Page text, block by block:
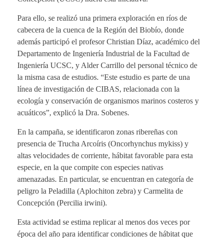
Para ello, se realizó una primera exploración en ríos de
cabecera de la cuenca de la Región del Biobío, donde
además participó el profesor Christian Díaz, académico del
Departamento de Ingeniería Industrial de la Facultad de
Ingeniería UCSC, y Alder Carrillo del personal técnico de
la misma casa de estudios. “Este estudio es parte de una
línea de investigación de CIBAS, relacionada con la
ecología y conservación de organismos marinos costeros y
acuáticos”, explicó la Dra. Sobenes.
En la campaña, se identificaron zonas ribereñas con
presencia de Trucha Arcoíris (Oncorhynchus mykiss) y
altas velocidades de corriente, hábitat favorable para esta
especie, en la que compite con especies nativas
amenazadas. En particular, se encuentran en categoría de
peligro la Peladilla (Aplochiton zebra) y Carmelita de
Concepción (Percilia irwini).
Esta actividad se estima replicar al menos dos veces por
época del año para identificar condiciones de hábitat que